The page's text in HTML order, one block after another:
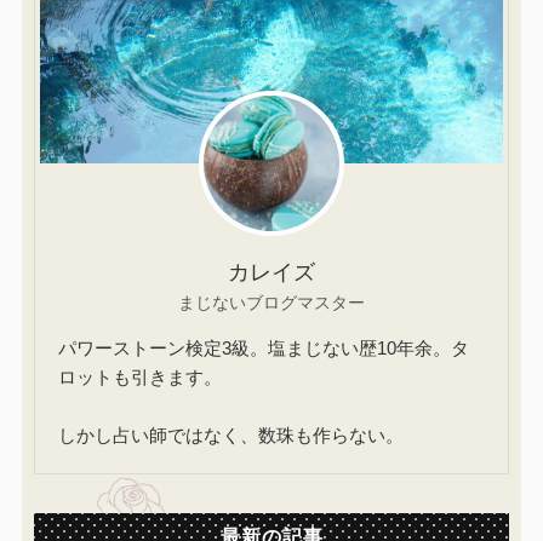
カレイズ
まじないブログマスター
パワーストーン検定3級。塩まじない歴10年余。タ
ロットも引きます。
しかし占い師ではなく、数珠も作らない。
最新の記事